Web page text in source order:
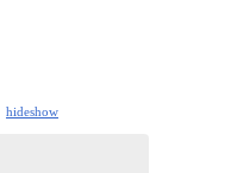
hideshow